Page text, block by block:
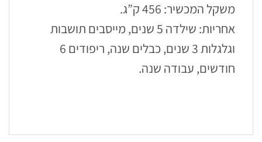
משקל המכשיר: 456 ק”ג.
אחריות: שילדה 5 שנים, מייסבים תושבות
וגלגלות 3 שנים, כבלים שנה, ריפודים 6
חודשים, עבודה שנה.